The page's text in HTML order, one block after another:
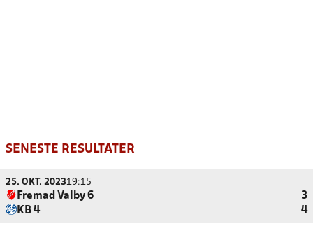
SENESTE RESULTATER
25. OKT. 202319:15
Fremad Valby 6
3
KB 4
4